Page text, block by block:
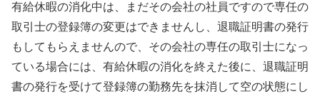
有給休暇の消化中は、まだその会社の社員ですので専任の
取引士の登録簿の変更はできませんし、退職証明書の発行
もしてもらえませんので、その会社の専任の取引士になっ
ている場合には、有給休暇の消化を終えた後に、退職証明
書の発行を受けて登録簿の勤務先を抹消して空の状態にし